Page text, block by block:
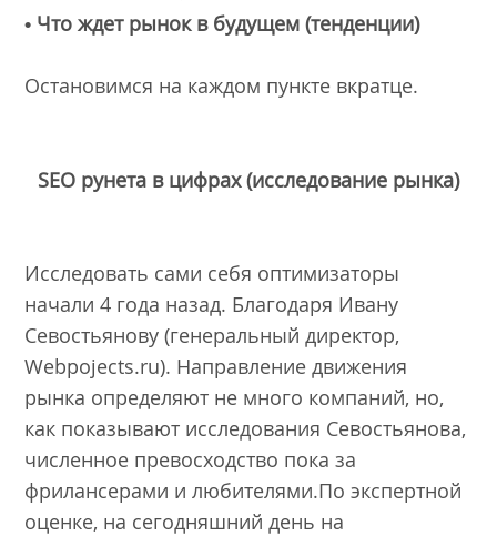
• Что ждет рынок в будущем (тенденции)
Остановимся на каждом пункте вкратце.
SEO рунета в цифрах (исследование рынка)
Исследовать сами себя оптимизаторы
начали 4 года назад. Благодаря Ивану
Севостьянову (генеральный директор,
Webpojects.ru). Направление движения
рынка определяют не много компаний, но,
как показывают исследования Севостьянова,
численное превосходство пока за
фрилансерами и любителями.По экспертной
оценке, на сегодняшний день на